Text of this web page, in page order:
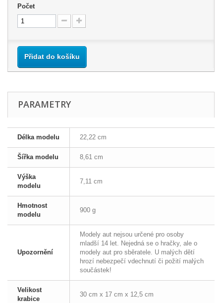
Počet
Přidat do košíku
PARAMETRY
Délka modelu 22,22 cm
Šířka modelu 8,61 cm
Výška
modelu
7,11 cm
Hmotnost
modelu
900 g
Upozornění
Modely aut nejsou určené pro osoby
mladší 14 let. Nejedná se o hračky, ale o
modely aut pro sběratele. U malých dětí
hrozí nebezpečí vdechnutí či požití malých
součástek!
Velikost
krabice
30 cm x 17 cm x 12,5 cm